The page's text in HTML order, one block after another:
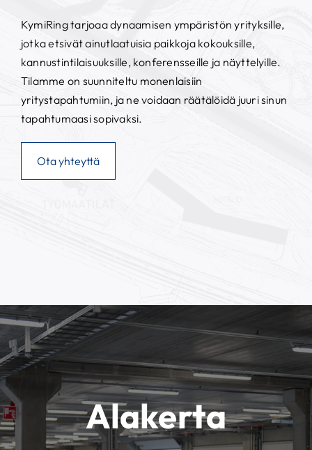
KymiRing tarjoaa dynaamisen ympäristön yrityksille,
jotka etsivät ainutlaatuisia paikkoja kokouksille,
kannustintilaisuuksille, konferensseille ja näyttelyille.
Tilamme on suunniteltu monenlaisiin
yritystapahtumiin, ja ne voidaan räätälöidä juuri sinun
tapahtumaasi sopivaksi.
Ota yhteyttä
Alakerta